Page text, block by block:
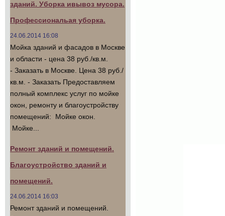
зданий. Уборка ивывоз мусора.
Профессиональая уборка.
24.06.2014 16:08
Мойка зданий и фасадов в Москве
и области - цена 38 руб./кв.м.
- Заказать в Москве. Цена 38 руб./
кв.м. - Заказать Предоставляем
полный комплекс услуг по мойке
окон, ремонту и благоустройству
помещений: Мойке окон.
Мойке...
Ремонт зданий и помещений.
Благоустройство зданий и
помещений.
24.06.2014 16:03
Ремонт зданий и помещений.